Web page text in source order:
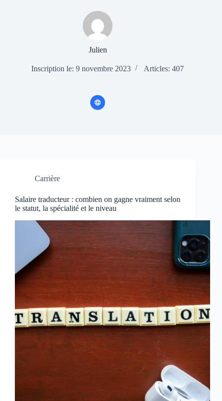
Julien
Inscription le: 9 novembre 2023 Articles: 407
Carrière
Salaire traducteur : combien on gagne vraiment selon
le statut, la spécialité et le niveau